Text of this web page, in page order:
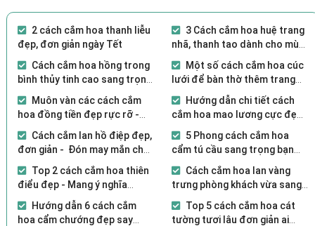
2 cách cắm hoa thanh liễu
đẹp, đơn giản ngày Tết
3 Cách cắm hoa huệ trang
nhã, thanh tao dành cho mùa
lễ Vu Lan
Cách cắm hoa hồng trong
bình thủy tinh cao sang trọng,
tinh tế
Một số cách cắm hoa cúc
lưới để bàn thờ thêm trang
nghiêm tôn kính
Muôn vàn các cách cắm
hoa đồng tiền đẹp rực rỡ -
Đón lộc lá vào nhà
Hướng dẫn chi tiết cách
cắm hoa mao lương cực đẹp
cho người mới
Cách cắm lan hồ điệp đẹp,
đơn giản - Đón may mắn cho
gia chủ
5 Phong cách cắm hoa
cẩm tú cầu sang trọng bạn
không nên bỏ lỡ
Top 2 cách cắm hoa thiên
điểu đẹp - Mang ý nghĩa
phong thủy cho gia chủ
Cách cắm hoa lan vàng
trưng phòng khách vừa sang
vừa xịn
Hướng dẫn 6 cách cắm
hoa cẩm chướng đẹp say
Top 5 cách cắm hoa cát
tường tươi lâu đơn giản ai